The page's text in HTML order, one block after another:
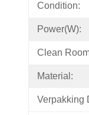
Condition:
Power(W):
Clean
Material:
Verpakking